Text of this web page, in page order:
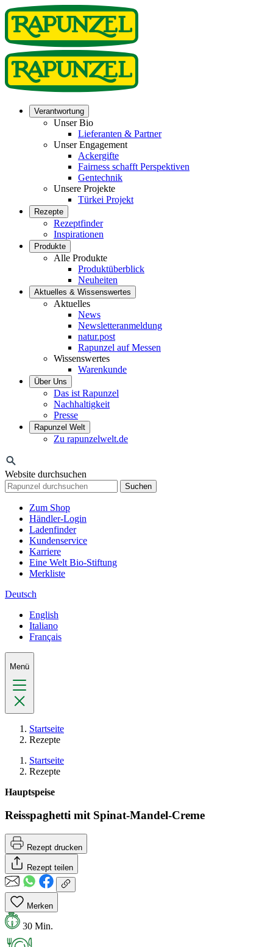
Verantwortung
Unser Bio
Lieferanten & Partner
Unser Engagement
Ackergifte
Fairness schafft Perspektiven
Gentechnik
Unsere Projekte
Türkei Projekt
Rezepte
Rezeptfinder
Inspirationen
Produkte
Alle Produkte
Produktüberblick
Neuheiten
Aktuelles & Wissenswertes
Aktuelles
News
Newsletteranmeldung
natur.post
Rapunzel auf Messen
Wissenswertes
Warenkunde
Über Uns
Das ist Rapunzel
Nachhaltigkeit
Presse
Rapunzel Welt
Zu rapunzelwelt.de
Website durchsuchen
Suchen
Zum Shop
Händler-Login
Ladenfinder
Kundenservice
Karriere
Eine Welt Bio-Stiftung
Merkliste
Deutsch
English
Italiano
Français
Menü
Startseite
Rezepte
Startseite
Rezepte
Hauptspeise
Reisspaghetti mit Spinat-Mandel-Creme
Rezept drucken
Rezept teilen
Merken
30 Min.